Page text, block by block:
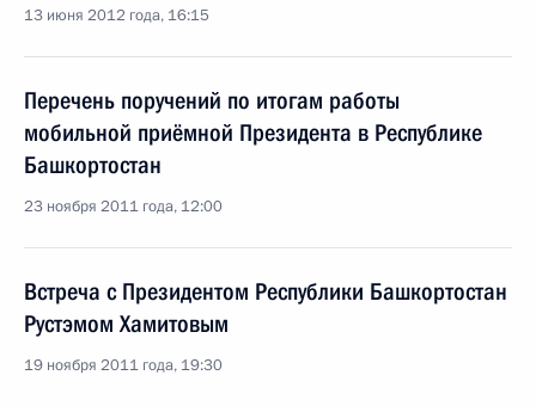
13 июня 2012 года, 16:15
Перечень поручений по итогам работы
мобильной приёмной Президента в Республике
Башкортостан
23 ноября 2011 года, 12:00
Встреча с Президентом Республики Башкортостан
Рустэмом Хамитовым
19 ноября 2011 года, 19:30